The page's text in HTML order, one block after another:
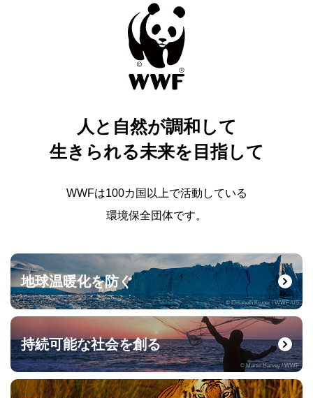
人と自然が調和して
生きられる未来を目指して
WWFは100カ国以上で活動している
環境保全団体です。
地球温暖化を防ぐ
© Elisabeth Kruger / WWF-US
持続可能な社会を創る
© Martin Harvey / WWF